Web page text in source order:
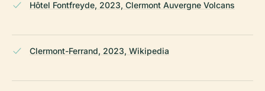
Hôtel Fontfreyde, 2023, Clermont Auvergne Volcans
Clermont-Ferrand, 2023, Wikipedia